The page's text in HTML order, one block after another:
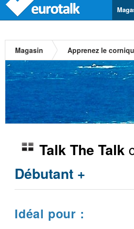
Magasin Apprenez le
Talk The Talk
Débutant +
Idéal pour :